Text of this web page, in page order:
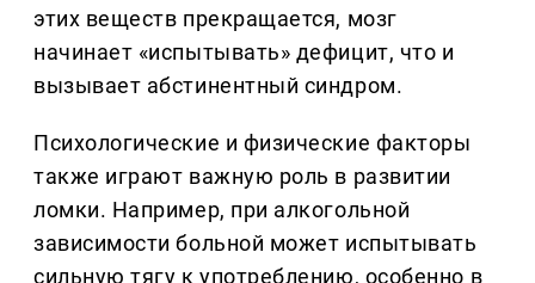
этих веществ прекращается, мозг
начинает «испытывать» дефицит, что и
вызывает абстинентный синдром.
Психологические и физические факторы
также играют важную роль в развитии
ломки. Например, при алкогольной
зависимости больной может испытывать
сильную тягу к употреблению, особенно в